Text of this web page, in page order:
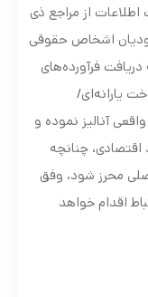
از مراجع ذی
مودیان اشخاص حقوقی
فرآورده‌های
یارانه‌ای/
آنالیز نموده و
چنانچه
محرز شود، وفق
اقدام خواهد